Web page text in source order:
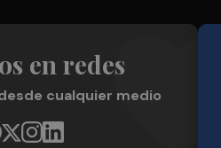
en redes
cualquier medio